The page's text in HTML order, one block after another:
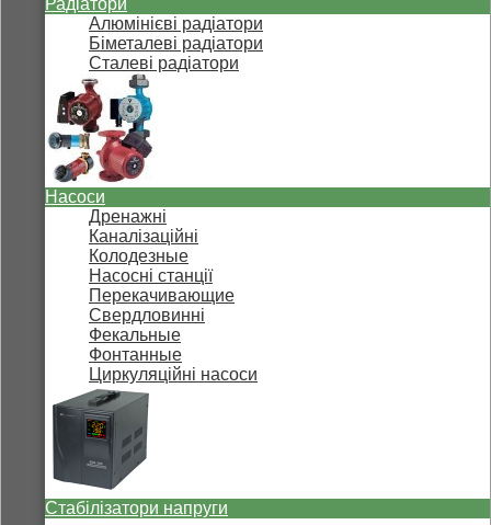
Радіатори
Алюмінієві радіатори
Біметалеві радіатори
Сталеві радіатори
Насоси
Дренажні
Каналізаційні
Колодезные
Насосні станції
Перекачивающие
Свердловинні
Фекальные
Фонтанные
Циркуляційні насоси
Стабілізатори напруги